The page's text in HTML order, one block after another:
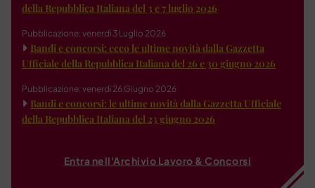
della Repubblica Italiana del 3 e 7 luglio 2026
Pubblicazione: venerdì 3 Luglio 2026
Bandi e concorsi: ecco le ultime novità dalla Gazzetta
Ufficiale della Repubblica Italiana del 26 e 30 giugno 2026
Pubblicazione: venerdì 26 Giugno 2026
Bandi e concorsi: le ultime novità dalla Gazzetta Ufficiale
della Repubblica Italiana del 23 giugno 2026
Entra nell'Archivio Lavoro & Concorsi